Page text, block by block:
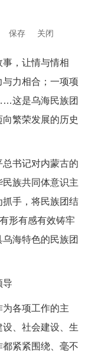
保存 关闭
，让情与情相
力相合；一项项
这是乌海民族团
繁荣发展的历史
书记对内蒙古的
族共同体意识主
手，将民族团结
形有感有效铸牢
海特色的民族团
导
各项工作的主
、社会建设、生
紧紧围绕、毫不